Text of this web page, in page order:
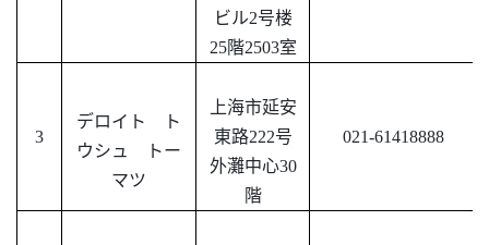
ビル2号楼
25階2503室
3
デロイト ト
ウシュ トー
マツ
上海市延安
東路222号
外灘中心30
階
021-61418888